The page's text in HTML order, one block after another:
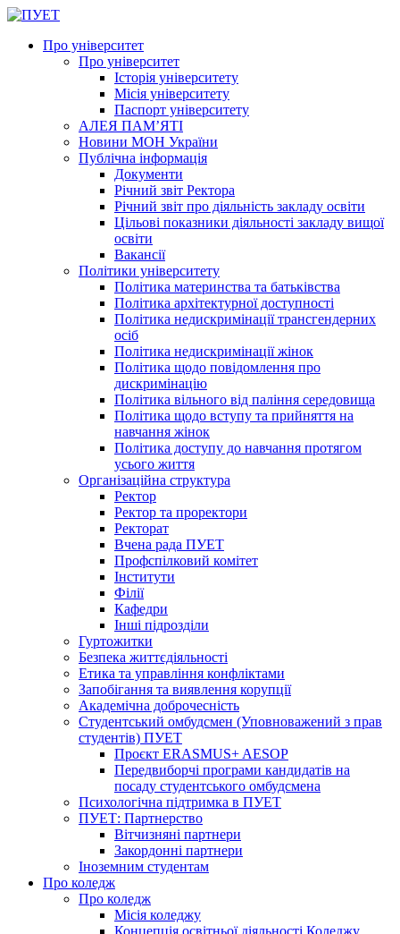
Про університет
Про університет
Історія університету
Місія університету
Паспорт університету
АЛЕЯ ПАМ’ЯТІ
Новини МОН України
Публічна інформація
Документи
Річний звіт Ректора
Річний звіт про діяльність закладу освіти
Цільові показники діяльності закладу вищої
освіти
Вакансії
Політики університету
Політика материнства та батьківства
Політика архітектурної доступності
Політика недискримінації трансгендерних
осіб
Політика недискримінації жінок
Політика щодо повідомлення про
дискримінацію
Політика вільного від паління середовища
Політика щодо вступу та прийняття на
навчання жінок
Політика доступу до навчання протягом
усього життя
Організаційна структура
Ректор
Ректор та проректори
Ректорат
Вчена рада ПУЕТ
Профспілковий комітет
Інститути
Філії
Кафедри
Інші підрозділи
Гуртожитки
Безпека життєдіяльності
Етика та управління конфліктами
Запобігання та виявлення корупції
Академічна доброчесність
Студентський омбудсмен (Уповноважений з прав
студентів) ПУЕТ
Проєкт ERASMUS+ AESOP
Передвиборчі програми кандидатів на
посаду студентського омбудсмена
Психологічна підтримка в ПУЕТ
ПУЕТ: Партнерство
Вітчизняні партнери
Закордонні партнери
Іноземним студентам
Про коледж
Про коледж
Місія коледжу
Концепція освітньої діяльності Коледжу